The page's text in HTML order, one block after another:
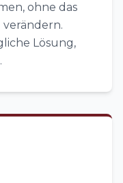
ohne das
verändern.
Lösung,